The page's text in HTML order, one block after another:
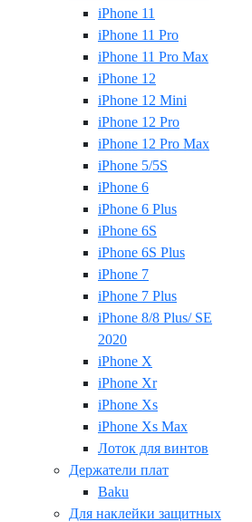
iPhone 11
iPhone 11 Pro
iPhone 11 Pro Max
iPhone 12
iPhone 12 Mini
iPhone 12 Pro
iPhone 12 Pro Max
iPhone 5/5S
iPhone 6
iPhone 6 Plus
iPhone 6S
iPhone 6S Plus
iPhone 7
iPhone 7 Plus
iPhone 8/8 Plus/ SE
2020
iPhone X
iPhone Xr
iPhone Xs
iPhone Xs Max
Лоток для винтов
Держатели плат
Baku
Для наклейки защитных